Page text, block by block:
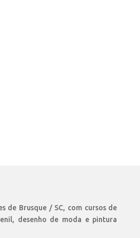
de Brusque / SC, com cursos de
desenho de moda e pintura